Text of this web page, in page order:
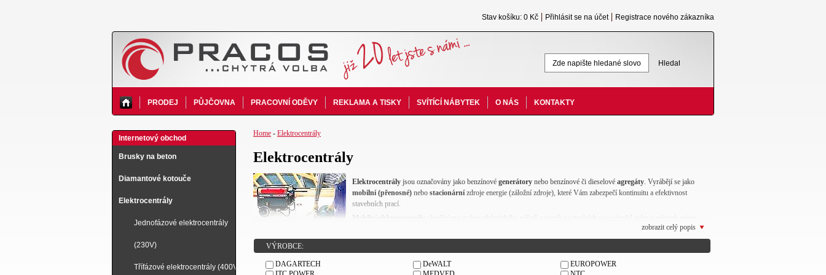
Stav košíku: 0 Kč Přihlásit se na účet Registrace nového zákazníka
PRODEJ PŮJČOVNA PRACOVNÍ ODĚVY REKLAMA A TISKY SVÍTÍCÍ NÁBYTEK O NÁS KONTAKTY
Internetový obchod
Brusky na beton
Diamantové kotouče
Elektrocentrály
Jednofázové elektrocentrály
(230V)
Třífázové elektrocentrály (400V)
Home - Elektrocentrály
Elektrocentrály
Elektrocentrály jsou označovány jako benzínové generátory nebo benzínové či dieselové agregáty. Vyrábějí se jako
mobilní (přenosné) nebo stacionárnízdroje energie (záložní zdroje), které Vám zabezpečí kontinuitu a efektivnost
stavebních prací.
Mobilní elektrocentrály
sloužící pro pohon elektrického nářadí a strojů na stavbách a ve výrobě nebo v místech mimo
dosah centrální rozvodové sítě a infrastruktury. Nepostradatelné jsou také po různých živelných pohromách jako jsou
bouřky, povodně apod. k zajištění běžného chodu životních potřeb obyvatelstva.
Stacionární elektrocentrálys vyšším výkonem jsou nepostradatelné jako záložní zdroje při nečekaném výpadku elektrické
energie ze sítě v nepřetržitých výrobních provozech, v nemocnicích operačních sálech, pro provoz rozhlasových a televizních stanic, telekomunikačních
zobrazit celý popis
VÝROBCE:
DAGARTECH DeWALT
EUROPOWER